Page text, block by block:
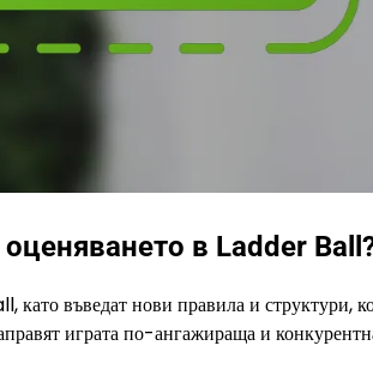
в Ladder
като въведат нови правила и структури,
играта по-ангажираща и